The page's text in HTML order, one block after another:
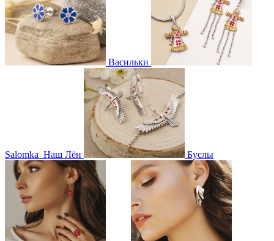
Васильки
Salomka Наш Лён Буслы